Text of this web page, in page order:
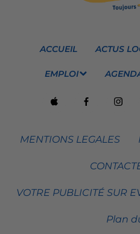
ACCUEIL ACTUS
EMPLOI
MENTIONS LEGALES
VOTRE PUBLICITÉ SUR
Plan